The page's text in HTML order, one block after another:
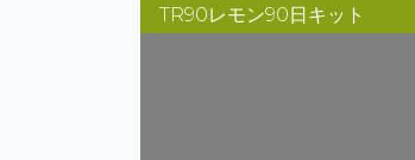
TR90レモン90日キット